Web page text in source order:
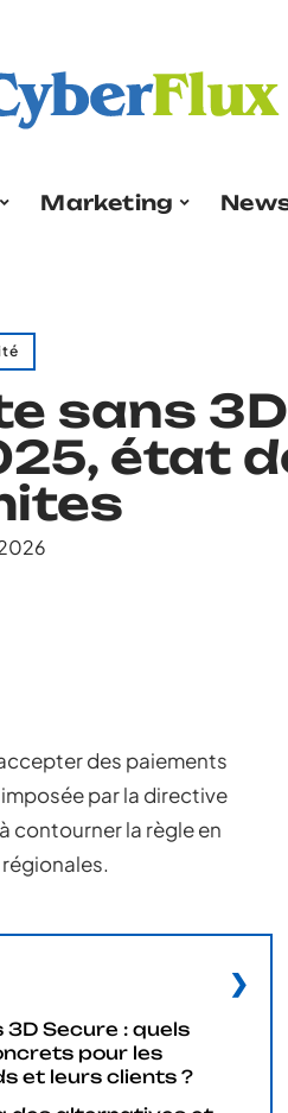
Marketing
sans
état
des paiements
par la directive
contourner la règle en
3D Secure : quels
pour les
et leurs clients ?